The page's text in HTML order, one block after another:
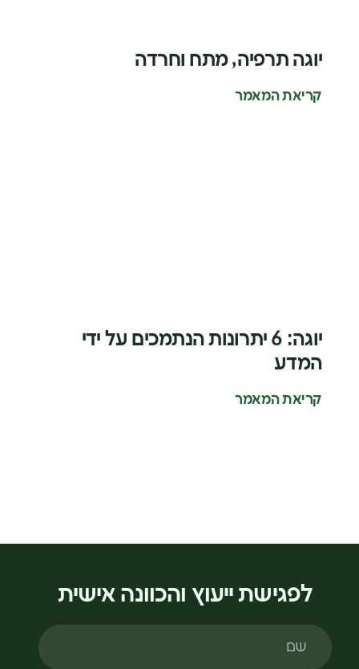
יוגה תרפיה, מתח וחרדה
קריאת המאמר
יוגה: 6 יתרונות הנתמכים על ידי
המדע
קריאת המאמר
לפגישת ייעוץ והכוונה אישית
שם